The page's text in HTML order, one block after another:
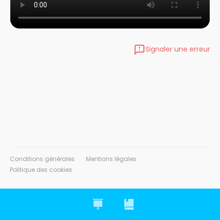
Signaler une erreur
Conditions générales
Mentions légales
Politique des cookies